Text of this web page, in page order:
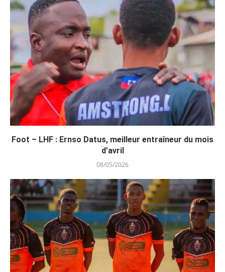
Foot – LHF : Ernso Datus, meilleur entraîneur du mois
d’avril
08/05/2026